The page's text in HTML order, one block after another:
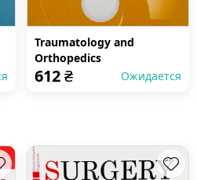
Traumatology and
Orthopedics
612₴ Ожидается